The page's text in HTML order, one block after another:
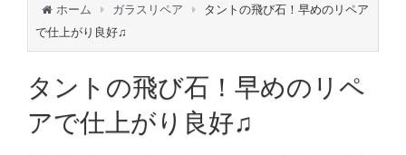
ホーム ガラスリペア
タントの飛び石！早めのリペア
で仕上がり良好♫
タントの飛び石！早めのリペ
アで仕上がり良好♫